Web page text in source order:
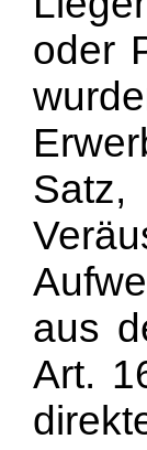
oder
aus
Art.